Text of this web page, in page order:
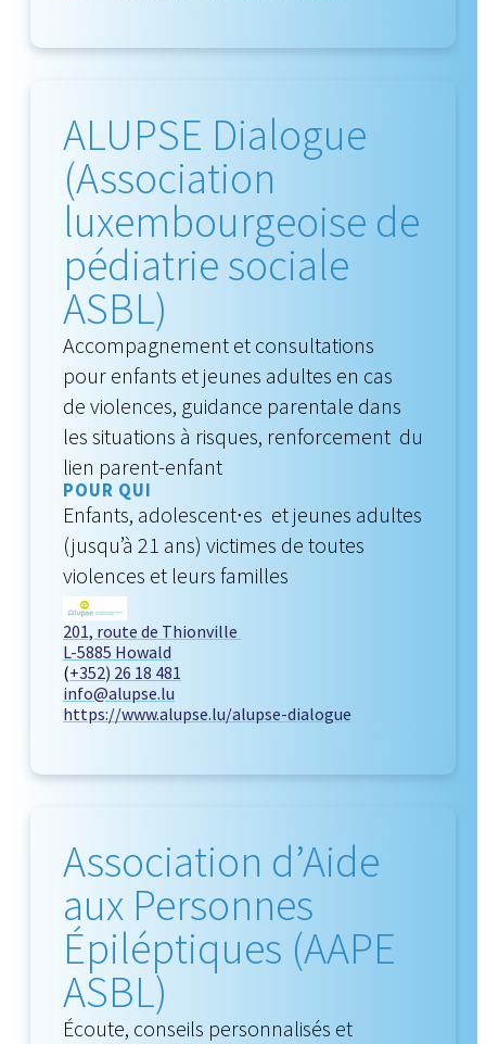
ALUPSE Dialogue
(Association
luxembourgeoise de
pédiatrie sociale
ASBL)
Accompagnement et consultations
pour enfants et jeunes adultes en cas
de violences, guidance parentale dans
les situations à risques, renforcement du
lien parent-enfant
POUR QUI
Enfants, adolescent∙es et jeunes adultes
(jusqu’à 21 ans) victimes de toutes
violences et leurs familles
201, route de Thionville
L-5885 Howald
(+352) 26 18 481
info@alupse.lu
https://www.alupse.lu/alupse-dialogue
Association d’Aide
aux Personnes
Épiléptiques (AAPE
ASBL)
Écoute, conseils personnalisés et